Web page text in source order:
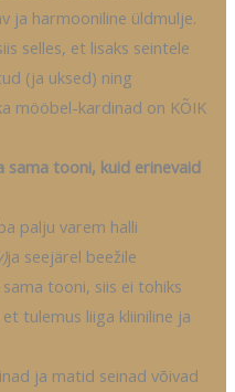
ja harmooniline üldmulje.
selles, et lisaks seintele
(ja uksed) ning
mööbel-kardinad on KÕIK
sama tooni, kuid erinevaid
palju varem halli
ja seejärel beežile
tooni, siis ei tohiks
tulemus liiga kliiniline ja
ja matid seinad võivad